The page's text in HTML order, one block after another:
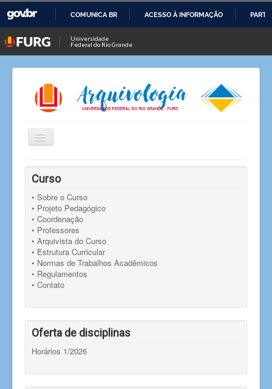
O
CONTEÚDO
COMUNICA BR ACESSO À INFORMAÇÃO
Universidade
Federal do Rio Grande
Alternar
Navegação
Você está aqui:
Curso
• Sobre o Curso
• Projeto Pedagógico
• Coordenação
• Professores
• Arquivista do Curso
• Estrutura Curricular
• Normas de Trabalhos Acadêmicos
• Regulamentos
• Contato
Oferta de disciplinas
Horários 1/2026